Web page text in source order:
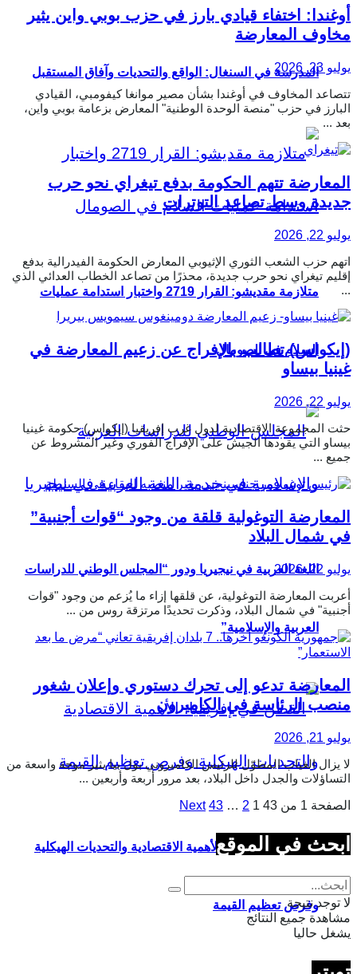
المدرسة في السنغال: الواقع والتحديات وآفاق المستقبل
متلازمة مقديشو: القرار 2719 واختبار استدامة عمليات
السلام في الصومال
اللغة العربية في نيجيريا ودور “المجلس الوطني للدراسات
العربية والإسلامية”
القطن في إفريقيا: الأهمية الاقتصادية والتحديات الهيكلية
وفرص تعظيم القيمة
أوغندا: اختفاء قيادي بارز في حزب بوبي واين يثير
مخاوف المعارضة
يوليو 23, 2026
تتصاعد المخاوف في أوغندا بشأن مصير موانغا كيفومبي، القيادي
البارز في حزب "منصة الوحدة الوطنية" المعارض بزعامة بوبي واين،
بعد ...
المعارضة تتهم الحكومة بدفع تيغراي نحو حرب
جديدة وسط تصاعد التوترات
يوليو 22, 2026
اتهم حزب الشعب الثوري الإثيوبي المعارض الحكومة الفيدرالية بدفع
إقليم تيغراي نحو حرب جديدة، محذرًا من تصاعد الخطاب العدائي الذي
...
(إيكواس) تطالب بالإفراج عن زعيم المعارضة في
غينيا بيساو
يوليو 22, 2026
حثت المجموعة الاقتصادية لدول غرب إفريقيا (إيكواس) حكومة غينيا
بيساو التي يقودها الجيش على الإفراج الفوري وغير المشروط عن
جميع ...
المعارضة التوغولية قلقة من وجود “قوات أجنبية”
في شمال البلاد
يوليو 22, 2026
أعربت المعارضة التوغولية، عن قلقها إزاء ما يُزعم من وجود "قوات
أجنبية" في شمال البلاد، وذكرت تحديدًا مرتزقة روس من ...
المعارضة تدعو إلى تحرك دستوري وإعلان شغور
منصب الرئاسة في الكاميرون
يوليو 21, 2026
لا يزال الغياب المطوّل للرئيس الكاميروني بول بيا يثير موجة واسعة من
التساؤلات والجدل داخل البلاد، بعد مرور أربعة وأربعين ...
الصفحة 1 من 43
1
2
…
43
Next
ابحث في الموقع
لا توجد نتيجة
مشاهدة جميع النتائج
يشغل حاليا